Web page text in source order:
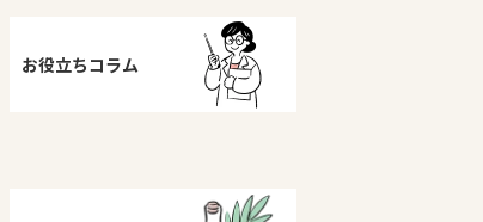
お役立ちコラム